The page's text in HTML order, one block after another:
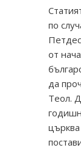
по
от
да
Теол.